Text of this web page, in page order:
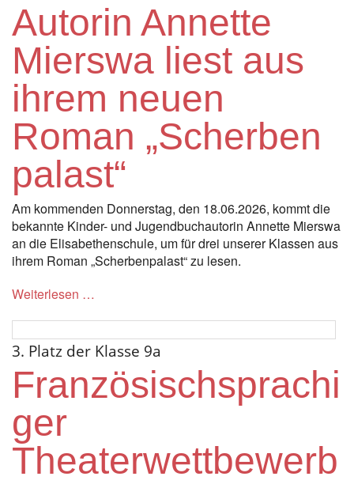
Autorin Annette
Mierswa liest aus
ihrem neuen
Roman „Scherben
palast“
Am kommenden Donnerstag, den 18.06.2026, kommt die
bekannte Kinder- und Jugendbuchautorin Annette Mierswa
an die Elisabethenschule, um für drei unserer Klassen aus
ihrem Roman „Scherbenpalast“ zu lesen.
Weiterlesen …
3. Platz der Klasse 9a
Französischsprachi
ger
Theaterwettbewerb